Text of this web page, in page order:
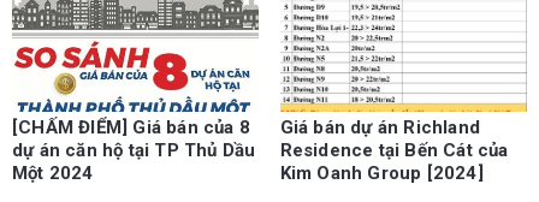
[CHẤM ĐIỂM] Giá bán của 8
dự án căn hộ tại TP Thủ Dầu
Một 2024
Giá bán dự án Richland
Residence tại Bến Cát của
Kim Oanh Group [2024]